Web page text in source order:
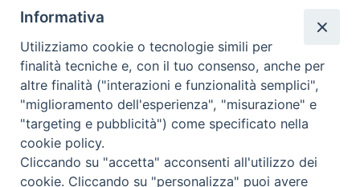
HOME DIOCESI VESCOVO CURIA VESCOVILE NEWS
APPUNTAMENTI CONTATTI SERVIZIO ANTENATI
Informativa
Utilizziamo cookie o tecnologie simili per
finalità tecniche e, con il tuo consenso, anche per
altre finalità ("interazioni e funzionalità semplici",
"miglioramento dell'esperienza", "misurazione" e
"targeting e pubblicità") come specificato nella
cookie policy.
Cliccando su "accetta" acconsenti all'utilizzo dei
cookie. Cliccando su "personalizza" puoi avere